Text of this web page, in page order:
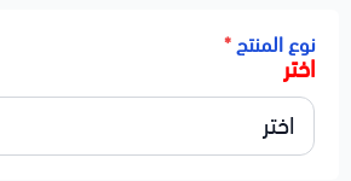
النوع: دينمو كهرباء / Alternator
الجهد: 12V
أمبيرية عالية تناسب أنظمة السيارة الأصلية
يعمل بكفاءة مع الأحمال الكهربائية العالية
نوع المنتج*
اختر